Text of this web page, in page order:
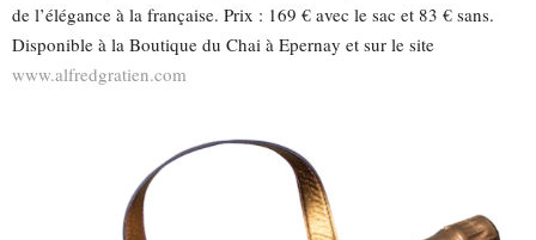
de l’élégance à la française. Prix : 169 € avec le sac et 83 € sans.
Disponible à la Boutique du Chai à Epernay et sur le site
www.alfredgratien.com